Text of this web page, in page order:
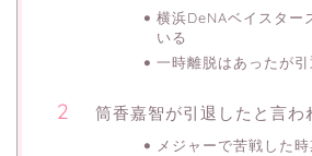
横浜DeNAベイスター
いる
一時離脱はあったが
筒香嘉智が引退したと言わ
メジャーで苦戦した